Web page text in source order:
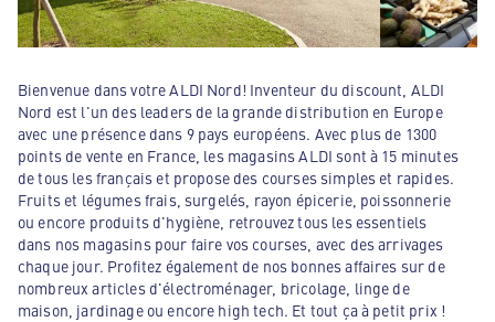
Bienvenue dans votre ALDI Nord! Inventeur du discount, ALDI
Nord est l'un des leaders de la grande distribution en Europe
avec une présence dans 9 pays européens. Avec plus de 1300
points de vente en France, les magasins ALDI sont à 15 minutes
de tous les français et propose des courses simples et rapides.
Fruits et légumes frais, surgelés, rayon épicerie, poissonnerie
ou encore produits d'hygiène, retrouvez tous les essentiels
dans nos magasins pour faire vos courses, avec des arrivages
chaque jour. Profitez également de nos bonnes affaires sur de
nombreux articles d'électroménager, bricolage, linge de
maison, jardinage ou encore high tech. Et tout ça à petit prix !